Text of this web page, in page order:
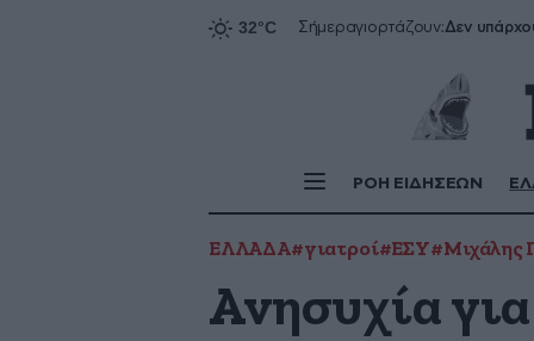
Σήμεραγιορτάζουν:Δεν
ΡΟΗ ΕΙΔΗΣΕΩΝ
ΕΛΛΑΔΑ#γιατροί#ΕΣΥ#Μιχάλης
Ανησυχία για